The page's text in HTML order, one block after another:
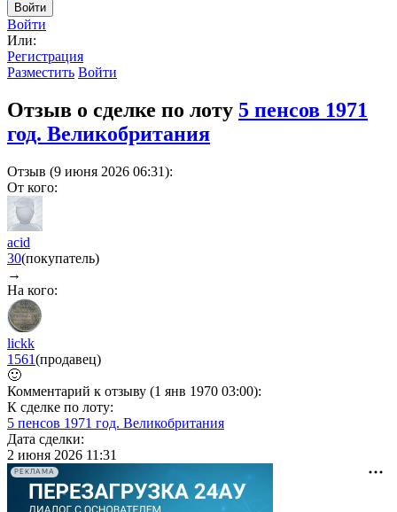
Войти
Войти
Или:
Регистрация
Разместить Войти
Отзыв о сделке по лоту 5 пенсов 1971
год. Великобритания
Отзыв (9 июня 2026 06:31):
От кого:
acid
30(покупатель)
→
На кого:
lickk
1561(продавец)
🙂
Комментарий к отзыву (1 янв 1970 03:00):
К сделке по лоту:
5 пенсов 1971 год. Великобритания
Дата сделки:
2 июня 2026 11:31
РЕКЛАМА